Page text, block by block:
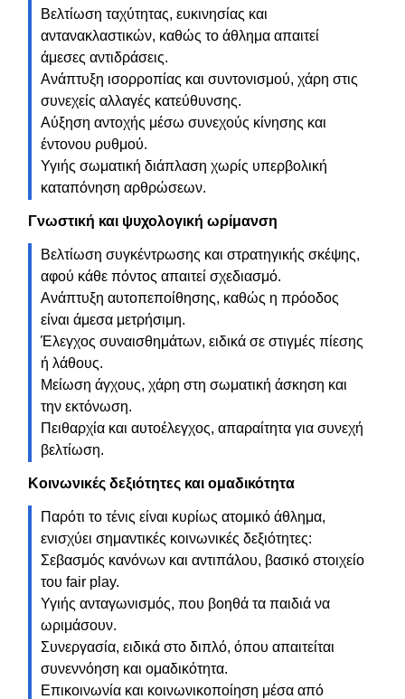
Βελτίωση ταχύτητας, ευκινησίας και
αντανακλαστικών, καθώς το άθλημα απαιτεί
άμεσες αντιδράσεις.
Ανάπτυξη ισορροπίας και συντονισμού, χάρη στις
συνεχείς αλλαγές κατεύθυνσης.
Αύξηση αντοχής μέσω συνεχούς κίνησης και
έντονου ρυθμού.
Υγιής σωματική διάπλαση χωρίς υπερβολική
καταπόνηση αρθρώσεων.
Γνωστική και ψυχολογική ωρίμανση
Βελτίωση συγκέντρωσης και στρατηγικής σκέψης,
αφού κάθε πόντος απαιτεί σχεδιασμό.
Ανάπτυξη αυτοπεποίθησης, καθώς η πρόοδος
είναι άμεσα μετρήσιμη.
Έλεγχος συναισθημάτων, ειδικά σε στιγμές πίεσης
ή λάθους.
Μείωση άγχους, χάρη στη σωματική άσκηση και
την εκτόνωση.
Πειθαρχία και αυτοέλεγχος, απαραίτητα για συνεχή
βελτίωση.
Κοινωνικές δεξιότητες και ομαδικότητα
Παρότι το τένις είναι κυρίως ατομικό άθλημα,
ενισχύει σημαντικές κοινωνικές δεξιότητες:
Σεβασμός κανόνων και αντιπάλου, βασικό στοιχείο
του fair play.
Υγιής ανταγωνισμός, που βοηθά τα παιδιά να
ωριμάσουν.
Συνεργασία, ειδικά στο διπλό, όπου απαιτείται
συνεννόηση και ομαδικότητα.
Επικοινωνία και κοινωνικοποίηση μέσα από